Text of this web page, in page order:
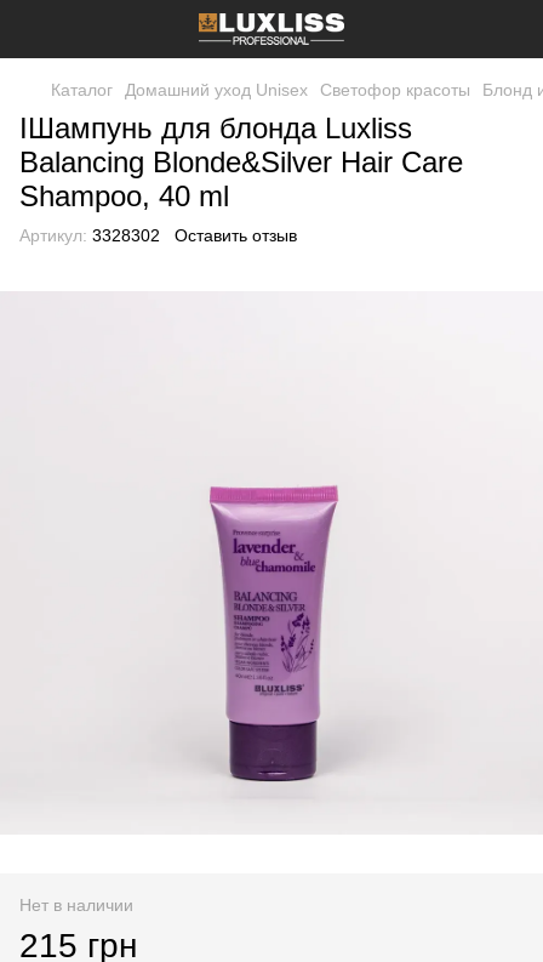
Каталог Домашний уход Unisex Светофор красоты Блонд
IШампунь для блонда Luxliss
Balancing Blonde&Silver Hair Care
Shampoo, 40 ml
Артикул: 3328302 Оставить отзыв
Нет в наличии
215 грн